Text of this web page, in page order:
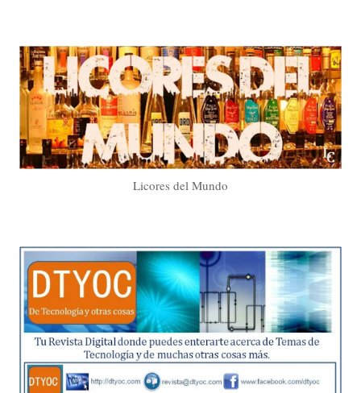
Licores del Mundo